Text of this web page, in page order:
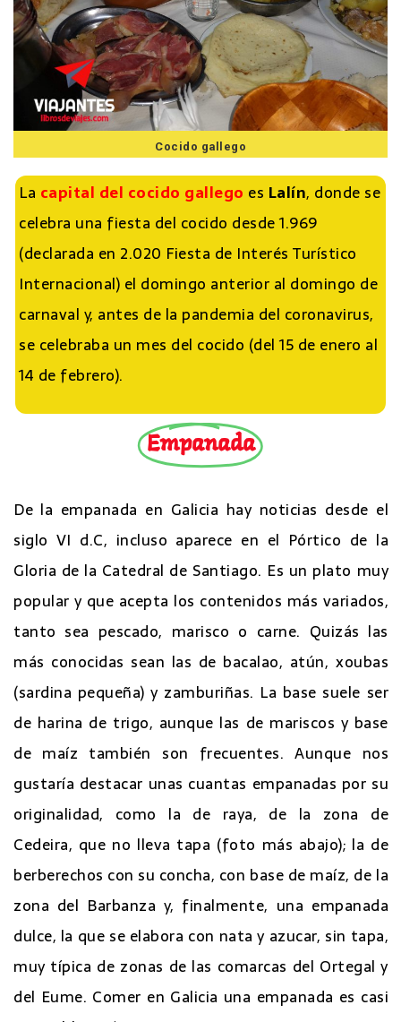
Cocido gallego
La capital del cocido gallego es Lalín, donde se
celebra una fiesta del cocido desde 1.969
(declarada en 2.020 Fiesta de Interés Turístico
Internacional) el domingo anterior al domingo de
carnaval y, antes de la pandemia del coronavirus,
se celebraba un mes del cocido (del 15 de enero al
14 de febrero).
Empanada
De la empanada en Galicia hay noticias desde el
siglo VI d.C, incluso aparece en el Pórtico de la
Gloria de la Catedral de Santiago. Es un plato muy
popular y que acepta los contenidos más variados,
tanto sea pescado, marisco o carne. Quizás las
más conocidas sean las de bacalao, atún, xoubas
(sardina pequeña) y zamburiñas. La base suele ser
de harina de trigo, aunque las de mariscos y base
de maíz también son frecuentes. Aunque nos
gustaría destacar unas cuantas empanadas por su
originalidad, como la de raya, de la zona de
Cedeira, que no lleva tapa (foto más abajo); la de
berberechos con su concha, con base de maíz, de la
zona del Barbanza y, finalmente, una empanada
dulce, la que se elabora con nata y azucar, sin tapa,
muy típica de zonas de las comarcas del Ortegal y
del Eume. Comer en Galicia una empanada es casi